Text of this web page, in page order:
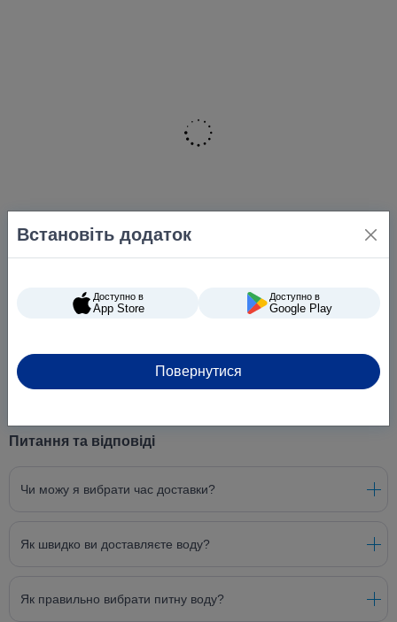
Питання та відповіді
Чи можу я вибрати час доставки?
Як швидко ви доставляєте воду?
Як правильно вибрати питну воду?
Встановіть додаток
Доступно в
App Store
Доступно в
Google Play
Повернутися